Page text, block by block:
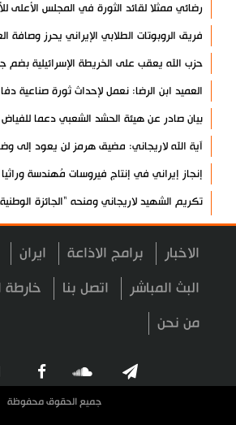
رضائي ممثلا لقائد الثورة في المجلس الأعلى
فريق الروبوتات الطلابي الإيراني يحرز وصافة
حزب الله يعقب على الخريطة الإسرائيلية بضم
العميد ابن الرضا: نعمل لإحداث ثورة صناعية
بيان صادر عن هيئة الحشد الشعبي دعما للفياض
آية الله لاريجاني: مضيق هرمز لن يعود إلى
إنجاز إيراني في إنتاج فيروسات مُهندسة
تكريم الشهيد لاريجاني ومنحه "الجائزة الوطنية
والبحوث"
آخر مستجدات الإبادة الجماعية في غزة
"حماس": نتمسك بالاتفاق مع الوسطاء والأولوية
"روس آتوم": عودة 5 خبراء روس إلى محطة بوشهر النووية
تعرف على أسباب تسارع شيخوخة القلب
مفتي عُمان يدعو إلى نبذ الفتن ووحدة الصف
الاخبار برامج الاذاعة ايران
البث المباشر اتصل بنا خارطة
من نحن
جميع الحقوق محفوظة